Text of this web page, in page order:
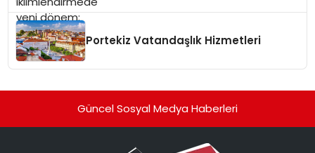
Portekiz Vatandaşlık Hizmetleri
Güncel Sosyal Medya Haberleri